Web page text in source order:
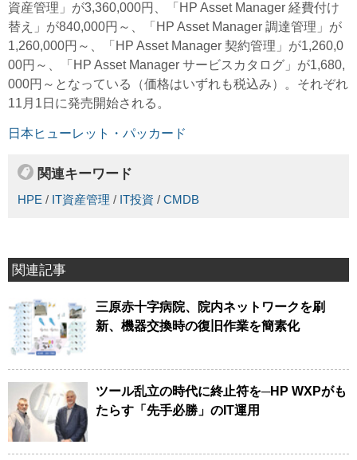
資産管理」が3,360,000円、「HP Asset Manager 経費付け
替え」が840,000円～、「HP Asset Manager 調達管理」が
1,260,000円～、「HP Asset Manager 契約管理」が1,260,0
00円～、「HP Asset Manager サービスカタログ」が1,680,
000円～となっている（価格はいずれも税込み）。それぞれ
11月1日に発売開始される。
日本ヒューレット・パッカード
関連キーワード
HPE / IT資産管理 / IT投資 / CMDB
関連記事
三原赤十字病院、院内ネットワークを刷
新、機器交換時の復旧作業を簡素化
ツール乱立の時代に終止符を─HP WXPがも
たらす「先手必勝」のIT運用